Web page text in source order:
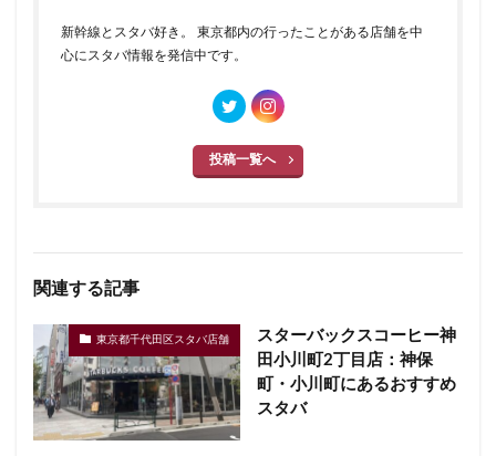
新幹線とスタバ好き。 東京都内の行ったことがある店舗を中
心にスタバ情報を発信中です。
投稿一覧へ
関連する記事
東京都千代田区スタバ店舗
スターバックスコーヒー神
田小川町2丁目店：神保
町・小川町にあるおすすめ
スタバ